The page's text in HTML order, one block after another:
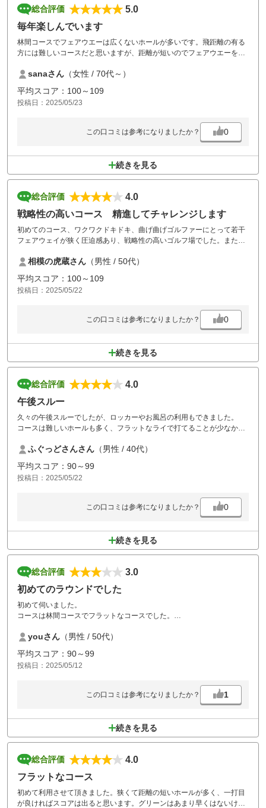
総合評価
5.0
毎年楽しんでいます
林間コースでフェアウエーは広くないホールが多いです。飛距離の有る
方には難しいコースだと思いますが、距離が短いのでフェアウエーをキ
sanaさん （女性 / 70代～）
平均スコア：100～109
投稿日：2025/05/23
この口コミは参考になりましたか？ 0
続きを見る
総合評価
4.0
戦略性の高いコース 精進してチャレンジします
初めてのコース、ワクワクドキドキ、曲げ曲げゴルファーにとって若干
フェアウェイが狭く圧迫感あり、戦略性の高いゴルフ場でした。また、
します。
相模の虎蔵さん （男性 / 50代）
平均スコア：100～109
投稿日：2025/05/22
この口コミは参考になりましたか？ 0
続きを見る
総合評価
4.0
午後スルー
久々の午後スルーでしたが、ロッカーやお風呂の利用もできました。
コースは難しいホールも多く、フラットなライで打てることが少なかっ
グリーンはかなり重く、天候影響等もあったように思います。
スタッフ皆さまのサービスはとても良かったです。
ふぐっどさんさん （男性 / 40代）
平均スコア：90～99
投稿日：2025/05/22
この口コミは参考になりましたか？ 0
続きを見る
総合評価
3.0
初めてのラウンドでした
初めて伺いました。
コースは林間コースでフラットなコースでした。
ますね。
曲がる人には結構怖くて振れないかもです（笑）
コース自体は良かったですがティーグランドが砂のところもありまし
グリーンは重くしっかり打たないと届かない感じでした。
INから回ったのですが17，18のロングが難しいホールでした
自分のショットがイマイチで思ったスコア出なかったのでまたリベンジ
youさん （男性 / 50代）
平均スコア：90～99
投稿日：2025/05/12
この口コミは参考になりましたか？ 1
続きを見る
総合評価
4.0
フラットなコース
初めて利用させて頂きました。狭くて距離の短いホールが多く、一打目
が良ければスコアは出ると思います。グリーンはあまり早くはないけど